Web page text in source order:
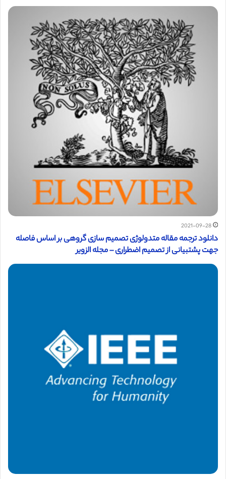
2021-09-28
دانلود ترجمه مقاله متدولوژی تصمیم سازی گروهی بر اساس فاصله
جهت پشتبیانی از تصمیم اضطراری – مجله الزویر